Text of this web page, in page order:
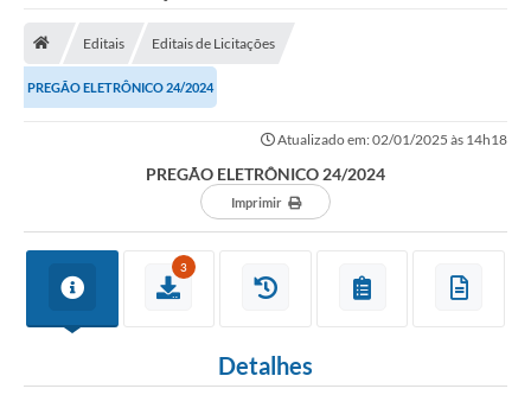
A Nossa Cidade
LEIS MUNICIPAIS
Diário Oficial
Serviços Online
Editais Editais de Licitações
PREGÃO ELETRÔNICO 24/2024
Atualizado em: 02/01/2025 às 14h18
PREGÃO ELETRÔNICO 24/2024
Imprimir
3
Detalhes